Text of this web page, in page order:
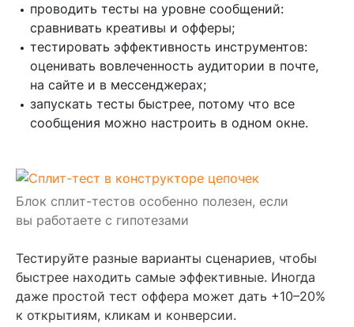
проводить тесты на уровне сообщений:
сравнивать креативы и офферы;
тестировать эффективность инструментов:
оценивать вовлеченность аудитории в почте,
на сайте и в мессенджерах;
запускать тесты быстрее, потому что все
сообщения можно настроить в одном окне.
Блок сплит-тестов особенно полезен, если
вы работаете с гипотезами
Тестируйте разные варианты сценариев, чтобы
быстрее находить самые эффективные. Иногда
даже простой тест оффера может дать +10–20%
к открытиям, кликам и конверсии.